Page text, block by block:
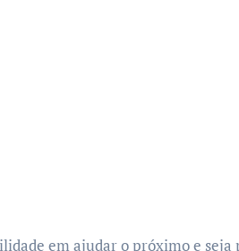
em ajudar o próximo e